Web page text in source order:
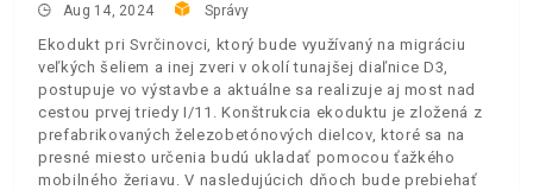
Aug 14, 2024 Správy
Ekodukt pri Svrčinovci, ktorý bude využívaný na migráciu
veľkých šeliem a inej zveri v okolí tunajšej diaľnice D3,
postupuje vo výstavbe a aktuálne sa realizuje aj most nad
cestou prvej triedy I/11. Konštrukcia ekoduktu je zložená z
prefabrikovaných železobetónových dielcov, ktoré sa na
presné miesto určenia budú ukladať pomocou ťažkého
mobilného žeriavu. V nasledujúcich dňoch bude prebiehať